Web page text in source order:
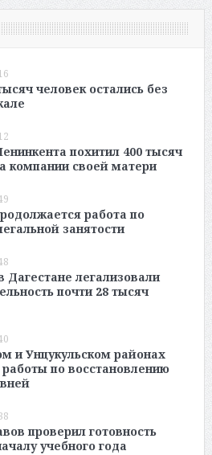
человек остались без
похитил 400 тысяч
компании своей матери
работа по
занятости
Дагестане легализовали
почти 28 тысяч
и Унцукульском районах
по восстановлению
проверил готовность
учебного года